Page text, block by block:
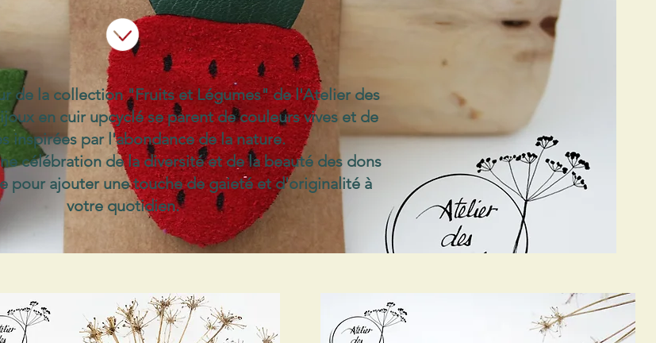
de la collection "Fruits et Légumes" de l'Atelier des
en cuir upcyclé se parent de couleurs vives et de
inspirées par l'abondance de la nature.
célébration de la diversité et de la beauté des dons
pour ajouter une touche de gaieté et d'originalité à
votre quotidien.